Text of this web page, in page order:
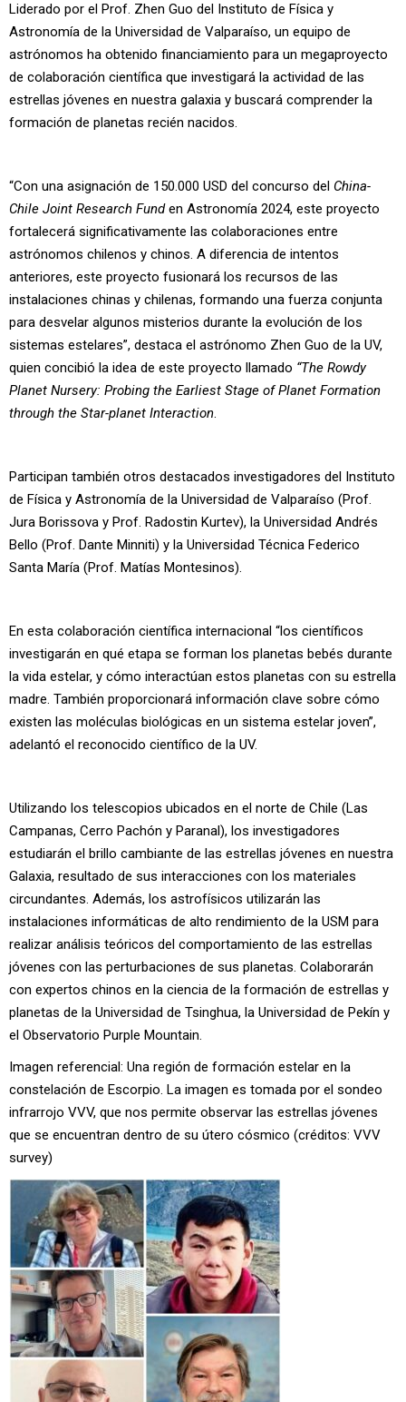
Liderado por el Prof. Zhen Guo del Instituto de Física y
Astronomía de la Universidad de Valparaíso, un equipo de
astrónomos ha obtenido financiamiento para un megaproyecto
de colaboración científica que investigará la actividad de las
estrellas jóvenes en nuestra galaxia y buscará comprender la
formación de planetas recién nacidos.
“Con una asignación de 150.000 USD del concurso del China-
Chile Joint Research Funden Astronomía 2024, este proyecto
fortalecerá significativamente las colaboraciones entre
astrónomos chilenos y chinos. A diferencia de intentos
anteriores, este proyecto fusionará los recursos de las
instalaciones chinas y chilenas, formando una fuerza conjunta
para desvelar algunos misterios durante la evolución de los
sistemas estelares”, destaca el astrónomo Zhen Guo de la UV,
quien concibió la idea de este proyecto llamado “The Rowdy
Planet Nursery: Probing the Earliest Stage of Planet Formation
through the Star-planet Interaction.
Participan también otros destacados investigadores del Instituto
de Física y Astronomía de la Universidad de Valparaíso (Prof.
Jura Borissova y Prof. Radostin Kurtev), la Universidad Andrés
Bello (Prof. Dante Minniti) y la Universidad Técnica Federico
Santa María (Prof. Matías Montesinos).
En esta colaboración científica internacional “los científicos
investigarán en qué etapa se forman los planetas bebés durante
la vida estelar, y cómo interactúan estos planetas con su estrella
madre. También proporcionará información clave sobre cómo
existen las moléculas biológicas en un sistema estelar joven”,
adelantó el reconocido científico de la UV.
Utilizando los telescopios ubicados en el norte de Chile (Las
Campanas, Cerro Pachón y Paranal), los investigadores
estudiarán el brillo cambiante de las estrellas jóvenes en nuestra
Galaxia, resultado de sus interacciones con los materiales
circundantes. Además, los astrofísicos utilizarán las
instalaciones informáticas de alto rendimiento de la USM para
realizar análisis teóricos del comportamiento de las estrellas
jóvenes con las perturbaciones de sus planetas. Colaborarán
con expertos chinos en la ciencia de la formación de estrellas y
planetas de la Universidad de Tsinghua, la Universidad de Pekín y
el Observatorio Purple Mountain.
Imagen referencial: Una región de formación estelar en la
constelación de Escorpio. La imagen es tomada por el sondeo
infrarrojo VVV, que nos permite observar las estrellas jóvenes
que se encuentran dentro de su útero cósmico (créditos: VVV
survey)